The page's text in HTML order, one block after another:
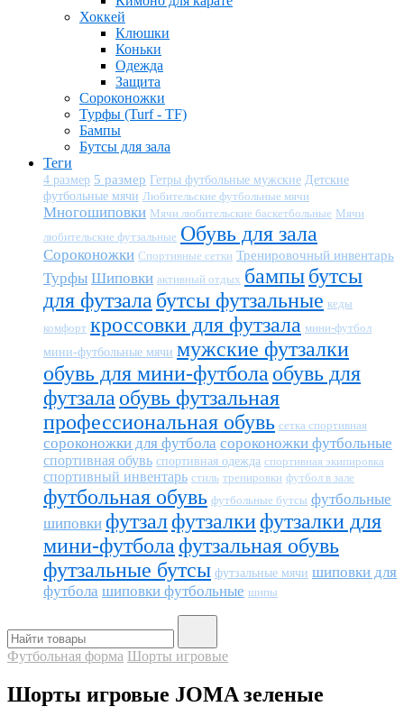
Хоккей
Клюшки
Коньки
Одежда
Защита
Сороконожки
Турфы (Turf - TF)
Бампы
Бутсы для зала
Теги
4 размер 5 размер Гетры футбольные мужские Детские
футбольные мячи Любительские футбольные мячи
Многошиповки Мячи любительские баскетбольные Мячи
любительские футзальные Обувь для зала
Сороконожки Спортивные сетки Тренировочный инвентарь
Турфы Шиповки активный отдых бампыбутсы
для футзала бутсы футзальные кеды
комфорт кроссовки для футзала мини-футбол
мини-футбольные мячи мужские футзалки
обувь для мини-футбола обувь для
футзала обувь футзальная
профессиональная обувь сетка спортивная
сороконожки для футбола сороконожки футбольные
спортивная обувь спортивная одежда спортивная экипировка
спортивный инвентарь стиль тренировки футбол в зале
футбольная обувь футбольные бутсы футбольные
шиповки футзалфутзалкифутзалки для
мини-футбола футзальная обувь
футзальные бутсы футзальные мячи шиповки для
футбола шиповки футбольные шипы
Футбольная форма Шорты игровые
Шорты игровые JOMA зеленые